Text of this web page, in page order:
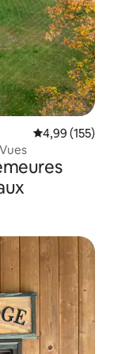
Évaluation
4,99 (155)